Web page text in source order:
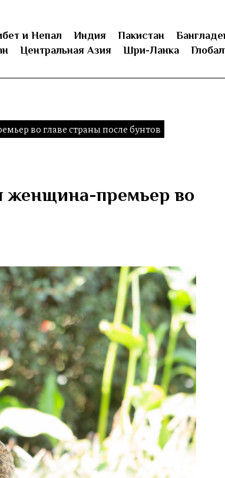
и Непал Индия Пакистан
Центральная Азия Шри-Ланка
во главе страны после бунтов
женщина-премьер во